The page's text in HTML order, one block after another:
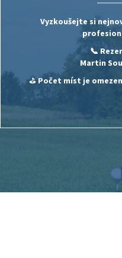
Vyzkoušejte si
📞
Martin
⛳Počet míst je